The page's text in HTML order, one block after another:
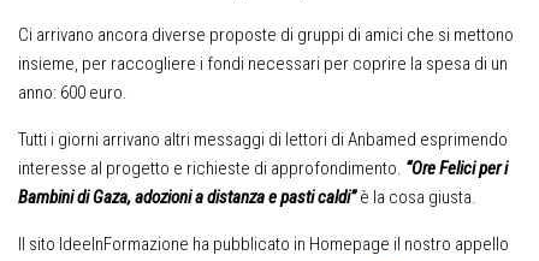
Ci arrivano ancora diverse proposte di gruppi di amici che si mettono
insieme, per raccogliere i fondi necessari per coprire la spesa di un
anno: 600 euro.
Tutti i giorni arrivano altri messaggi di lettori di Anbamed esprimendo
interesse al progetto e richieste di approfondimento. “Ore Felici per i
Bambini di Gaza, adozioni a distanzae pasti caldi”è la cosa giusta.
Il sito IdeeInFormazione ha pubblicato in Homepage il nostro appello